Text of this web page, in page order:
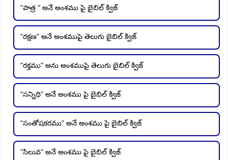
"పాత్ర " అనే అంశము పై బైబిల్ క్విజ్
"రక్షణ" అనే అంశముపై తెలుగు బైబిల్ క్విజ్
"రక్తము" అను అంశముపై తెలుగు బైబిల్ క్విజ్
"సన్నిధి" అనే అంశము పై బైబిల్ క్విజ్
"సంతోషకరము" అనే అంశము పై బైబిల్ క్విజ్
"సిలువ" అనే అంశము పై బైబిల్ క్విజ్